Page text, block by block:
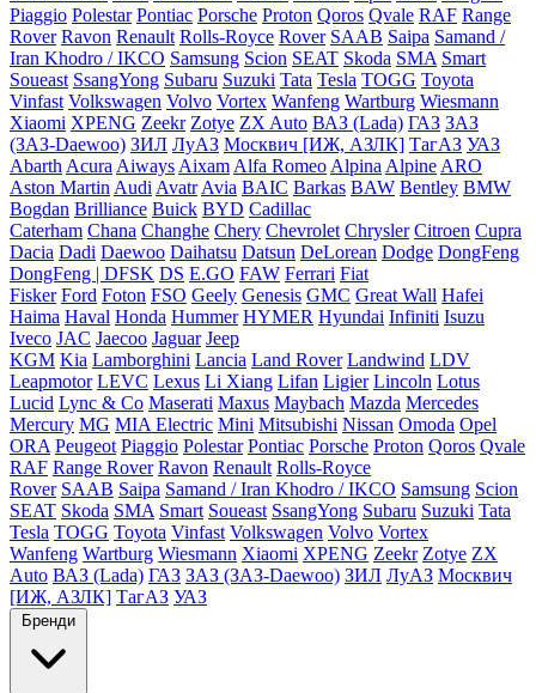
Piaggio Polestar Pontiac Porsche Proton Qoros Qvale RAF Range
Rover Ravon Renault Rolls-Royce Rover SAAB Saipa Samand /
Iran Khodro / IKCO Samsung Scion SEAT Skoda SMA Smart
Soueast SsangYong Subaru Suzuki Tata Tesla TOGG Toyota
Vinfast Volkswagen Volvo Vortex Wanfeng Wartburg Wiesmann
Xiaomi XPENG Zeekr Zotye ZX Auto ВАЗ (Lada) ГАЗ ЗАЗ
(ЗАЗ-Daewoo) ЗИЛ ЛуАЗ Москвич [ИЖ, АЗЛК] ТагАЗ УАЗ
Abarth Acura Aiways Aixam Alfa Romeo Alpina Alpine ARO
Aston Martin Audi Avatr Avia BAIC Barkas BAW Bentley BMW
Bogdan Brilliance Buick BYD Cadillac
Caterham Chana Changhe Chery Chevrolet Chrysler Citroen Cupra
Dacia Dadi Daewoo Daihatsu Datsun DeLorean Dodge DongFeng
DongFeng | DFSK DS E.GO FAW Ferrari Fiat
Fisker Ford Foton FSO Geely Genesis GMC Great Wall Hafei
Haima Haval Honda Hummer HYMER Hyundai Infiniti Isuzu
Iveco JAC Jaecoo Jaguar Jeep
KGM Kia Lamborghini Lancia Land Rover Landwind LDV
Leapmotor LEVC Lexus Li Xiang Lifan Ligier Lincoln Lotus
Lucid Lync & Co Maserati Maxus Maybach Mazda Mercedes
Mercury MG MIA Electric Mini Mitsubishi Nissan Omoda Opel
ORA Peugeot Piaggio Polestar Pontiac Porsche Proton Qoros Qvale
RAF Range Rover Ravon Renault Rolls-Royce
Rover SAAB Saipa Samand / Iran Khodro / IKCO Samsung Scion
SEAT Skoda SMA Smart Soueast SsangYong Subaru Suzuki Tata
Tesla TOGG Toyota Vinfast Volkswagen Volvo Vortex
Wanfeng Wartburg Wiesmann Xiaomi XPENG Zeekr Zotye ZX
Auto ВАЗ (Lada) ГАЗ ЗАЗ (ЗАЗ-Daewoo) ЗИЛ ЛуАЗ Москвич
[ИЖ, АЗЛК] ТагАЗ УАЗ
Бренди